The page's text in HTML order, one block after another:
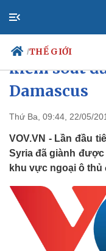
/THẾ GIỚI
Chính trị
Tổ chức nhân sự
Quốc hội
Nhận diện sự thật
Ảnh: Quân
kiểm soát
Damascus
Thứ Ba, 09:44, 22/05/
VOV.VN - Lần đầu
Syria đã giành
khu vực ngoại ô thủ